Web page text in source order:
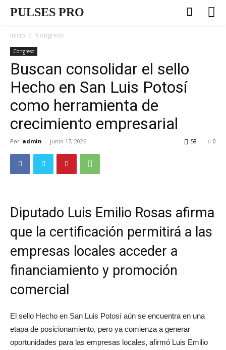
PULSES PRO
Inicio Congreso
Congreso
Buscan consolidar el sello
Hecho en San Luis Potosí
como herramienta de
crecimiento empresarial
Por admin - junio 17, 2026 0
58
Diputado Luis Emilio Rosas afirma
que la certificación permitirá a las
empresas locales acceder a
financiamiento y promoción
comercial
El sello Hecho en San Luis Potosí aún se encuentra en una
etapa de posicionamiento, pero ya comienza a generar
oportunidades para las empresas locales, afirmó Luis Emilio